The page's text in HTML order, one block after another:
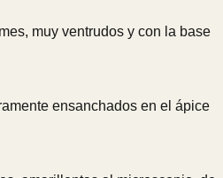
muy ventrudos y con la base
ensanchados en el ápice